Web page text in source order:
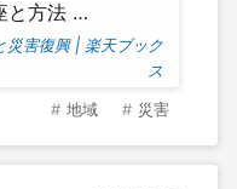
と方法 …
災害復興 | 楽天ブック
ス
地域 災害